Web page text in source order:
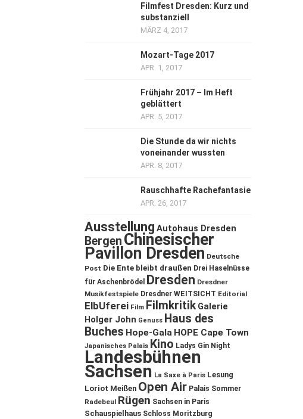
Filmfest Dresden: Kurz und
substanziell
MÄRZ 4, 2017
Mozart-Tage 2017
APR. 1, 2017
Frühjahr 2017 – Im Heft
geblättert
APR. 5, 2017
Die Stunde da wir nichts
voneinander wussten
APR. 8, 2017
Rauschhafte Rachefantasie
APR. 26, 2017
Ausstellung Autohaus Dresden
Bergen Chinesischer
Pavillon Dresden Deutsche
Post Die Ente bleibt draußen Drei Haselnüsse
für Aschenbrödel
Dresden Dresdner
Musikfestspiele Dresdner WEITSICHT Editorial
ElbUferei Film Filmkritik Galerie
Holger John Genuss Haus des
Buches Hope-Gala HOPE Cape Town
Japanisches Palais Kino Ladys Gin Night
Landesbühnen
Sachsen La Saxe à Paris Lesung
Loriot Meißen Open Air Palais Sommer
Radebeul Rügen Sachsen in Paris
Schauspielhaus Schloss Moritzburg